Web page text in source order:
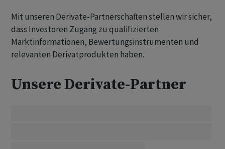
Mit unseren Derivate-Partnerschaften stellen wir sicher,
dass Investoren Zugang zu qualifizierten
Marktinformationen, Bewertungsinstrumenten und
relevanten Derivatprodukten haben.
Unsere Derivate-Partner